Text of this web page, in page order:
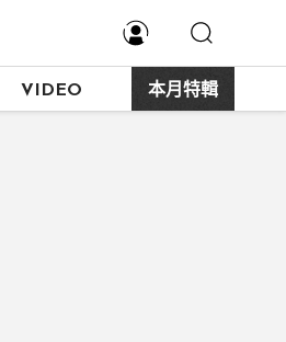
VIDEO 本月特輯